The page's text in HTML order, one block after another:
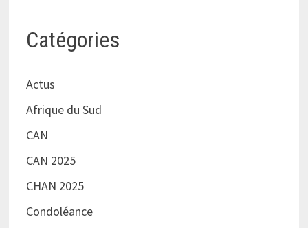
Catégories
Actus
Afrique du Sud
CAN
CAN 2025
CHAN 2025
Condoléance